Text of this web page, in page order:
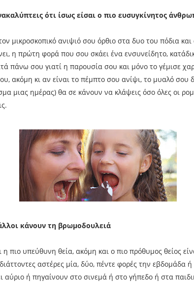
ότι ίσως είσαι ο πιο ευσυγκίνητος
μικροσκοπικό ανιψιό σου όρθιο στα δυο του πόδια και
η πρώτη φορά που σου σκάει ένα ενσυνείδητο,
πάνω σου γιατί η παρουσία σου και μόνο το γέμισε
ακόμη κι αν είναι το πέμπτο σου ανίψι, το μυαλό σου
μιας ημέρας) θα σε κάνουν να κλάψεις όσο όλες οι
κάνουν τη βρωμοδουλειά
η πιο υπεύθυνη θεία, ακόμη και ο πιο πρόθυμος θείος
αστέρες μία, δύο, πέντε φορές την εβδομάδα
ή πηγαίνουν στο σινεμά ή στο γήπεδο ή στα